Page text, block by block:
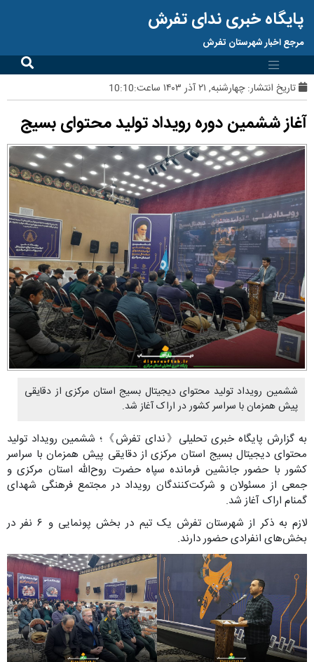
پایگاه خبری ندای تفرش
مرجع اخبار شهرستان تفرش
تاریخ انتشار:چهارشنبه, ۲۱ آذر ۱۴۰۳ ساعت:10:10
آغاز ششمین دوره رویداد تولید محتوای بسیج
ششمین رویداد تولید محتوای دیجیتال بسیج استان مرکزی از دقایقی
پیش همزمان با سراسر کشور در اراک آغاز شد.
به گزارش پایگاه خبری تحلیلی《ندای تفرش》؛ ششمین رویداد تولید
محتوای دیجیتال بسیج استان مرکزی از دقایقی پیش همزمان با سراسر
کشور با حضور جانشین فرمانده سپاه حضرت روح‌الله استان مرکزی و
جمعی از مسئولان و شرکت‌کنندگان رویداد در مجتمع فرهنگی شهدای
گمنام اراک آغاز شد.
لازم به ذکر از شهرستان تفرش یک تیم در بخش پونمایی و ۶ نفر در
بخش‌های انفرادی حضور دارند.